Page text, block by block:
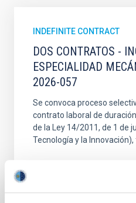
INDEFINITE CONTRACT
DOS CONTRATOS -
ESPECIALIDAD
2026-057
Se convoca proceso
contrato laboral de
de la Ley 14/2011, de 1 de
Tecnología y la